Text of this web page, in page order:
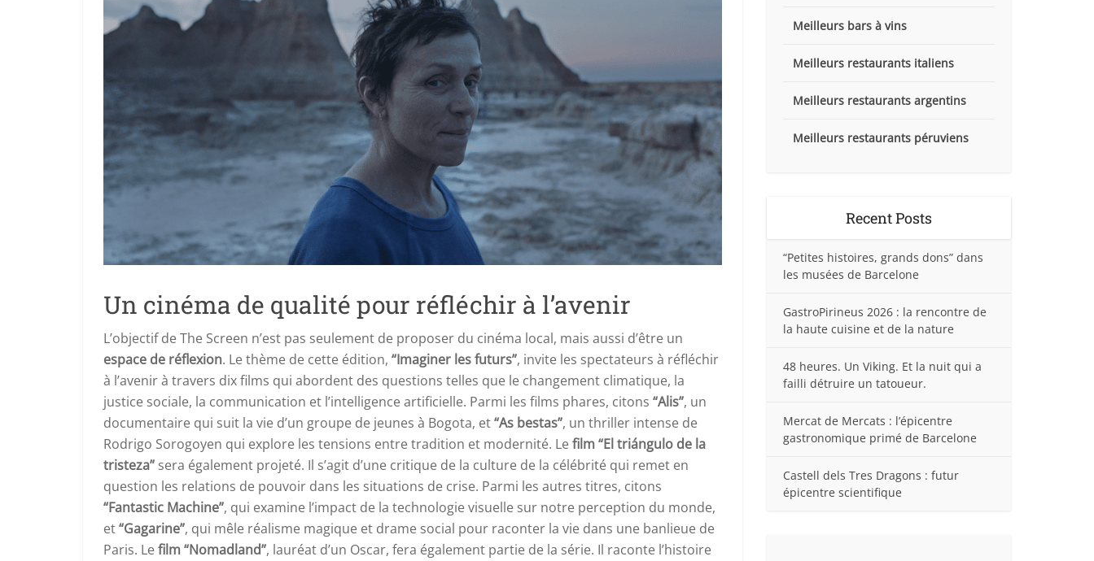
Un cinéma de qualité pour réfléchir à l’avenir
L’objectif de The Screen n’est pas seulement de proposer du cinéma local, mais aussi d’être un
espace de réflexion. Le thème de cette édition, “Imaginer les futurs”, invite les spectateurs à réfléchir
à l’avenir à travers dix films qui abordent des questions telles que le changement climatique, la
justice sociale, la communication et l’intelligence artificielle. Parmi les films phares, citons “Alis”, un
documentaire qui suit la vie d’un groupe de jeunes à Bogota, et“As bestas”, un thriller intense de
Rodrigo Sorogoyen qui explore les tensions entre tradition et modernité. Le film “El triángulo de la
tristeza” sera également projeté. Il s’agit d’une critique de la culture de la célébrité qui remet en
question les relations de pouvoir dans les situations de crise. Parmi les autres titres, citons
“Fantastic Machine”, qui examine l’impact de la technologie visuelle sur notre perception du monde,
et“Gagarine”, qui mêle réalisme magique et drame social pour raconter la vie dans une banlieue de
Paris. Le film “Nomadland”, lauréat d’un Oscar, fera également partie de la série. Il raconte l’histoire
Meilleurs bars à vins
Meilleurs restaurants italiens
Meilleurs restaurants argentins
Meilleurs restaurants péruviens
Recent Posts
“Petites histoires, grands dons” dans
les musées de Barcelone
GastroPirineus 2026 : la rencontre de
la haute cuisine et de la nature
48 heures. Un Viking. Et la nuit qui a
failli détruire un tatoueur.
Mercat de Mercats : l’épicentre
gastronomique primé de Barcelone
Castell dels Tres Dragons : futur
épicentre scientifique